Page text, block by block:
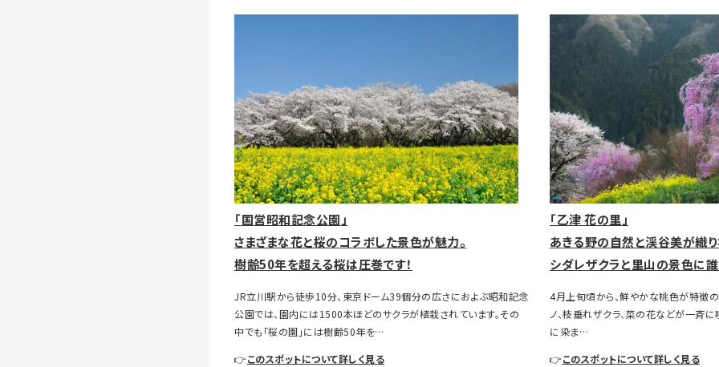
「国営昭和記念公園」
さまざまな花と桜のコラボした景色が魅力。
樹齢50年を超える桜は圧巻です！
JR立川駅から徒歩10分、東京ドーム39個分の広さにおよぶ昭和記念
公園では、園内には1500本ほどのサクラが植栽されています。その
中でも「桜の園」には樹齢50年を…
👉このスポットについて詳しく見る
「乙津 花の里」
あきる野の自然と渓谷美が織
シダレザクラと里山の景色に
4月上旬頃から、鮮やかな桃色が特徴の
ノ、枝垂れザクラ、菜の花などが一斉
に染ま…
👉このスポットについて詳しく見る